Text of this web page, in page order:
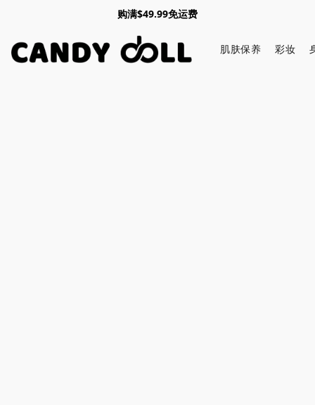
购满$49.99免运费
肌肤保养 彩妆